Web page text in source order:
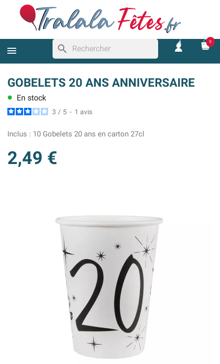
search
0
GOBELETS 20 ANS ANNIVERSAIRE
lens En stock
3 / 5 - 1 avis
Inclus : 10 Gobelets 20 ans en carton 27cl
2,49 €